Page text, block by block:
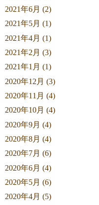
2021年6月 (2)
2021年5月 (1)
2021年4月 (1)
2021年2月 (3)
2021年1月 (1)
2020年12月 (3)
2020年11月 (4)
2020年10月 (4)
2020年9月 (4)
2020年8月 (4)
2020年7月 (6)
2020年6月 (4)
2020年5月 (6)
2020年4月 (5)